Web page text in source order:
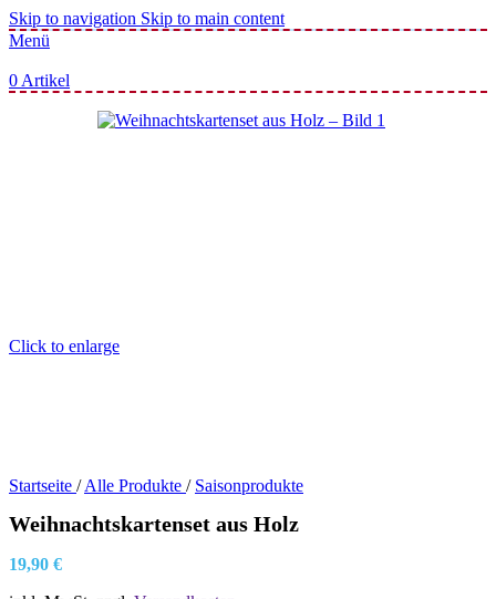
Skip to navigation Skip to main content
Menü
0 Artikel
Click to enlarge
Startseite / Alle Produkte / Saisonprodukte
Weihnachtskartenset aus Holz
19,90 €